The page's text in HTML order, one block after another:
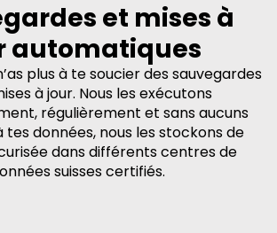
et mises à
automatiques
plus à te soucier des sauvegardes
à jour. Nous les exécutons
régulièrement et sans aucuns
tes données, nous les stockons de
dans différents centres de
suisses certifiés.